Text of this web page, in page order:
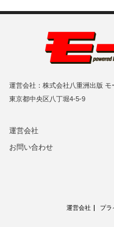
運営会社：株式会社八重洲出版 モ
東京都中央区八丁堀4-5-9
運営会社
お問い合わせ
運営会社 プラ